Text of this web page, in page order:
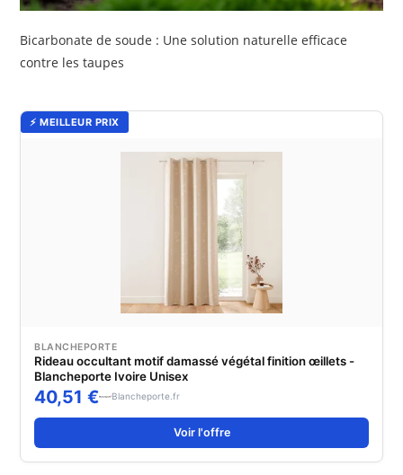
Bicarbonate de soude : Une solution naturelle efficace
contre les taupes
⚡ MEILLEUR PRIX
BLANCHEPORTE
Rideau occultant motif damassé végétal finition œillets -
Blancheporte Ivoire Unisex
40,51 € Blancheporte.fr
Voir l'offre